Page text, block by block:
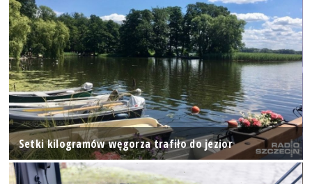
Setki kilogramów węgorza trafiło do jezior